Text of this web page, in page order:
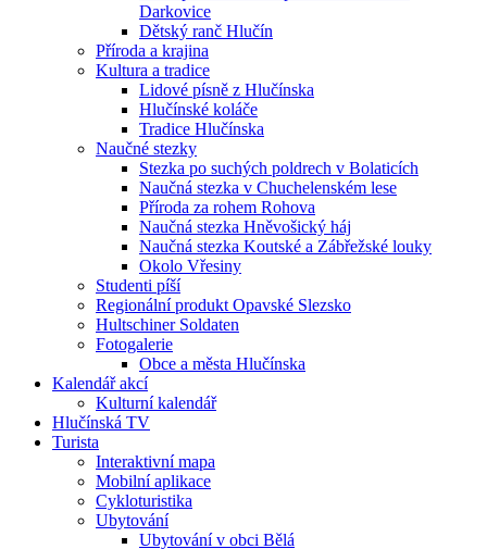
Darkovice
Dětský ranč Hlučín
Příroda a krajina
Kultura a tradice
Lidové písně z Hlučínska
Hlučínské koláče
Tradice Hlučínska
Naučné stezky
Stezka po suchých poldrech v Bolaticích
Naučná stezka v Chuchelenském lese
Příroda za rohem Rohova
Naučná stezka Hněvošický háj
Naučná stezka Koutské a Zábřežské louky
Okolo Vřesiny
Studenti píší
Regionální produkt Opavské Slezsko
Hultschiner Soldaten
Fotogalerie
Obce a města Hlučínska
Kalendář akcí
Kulturní kalendář
Hlučínská TV
Turista
Interaktivní mapa
Mobilní aplikace
Cykloturistika
Ubytování
Ubytování v obci Bělá